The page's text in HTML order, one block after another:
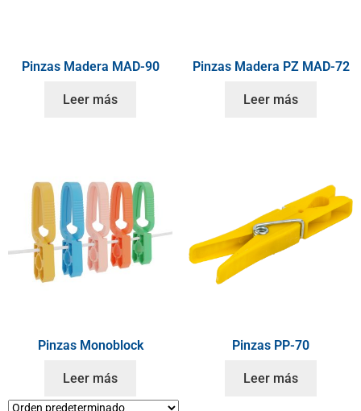
Pinzas Madera MAD-90
Leer más
Pinzas Madera PZ MAD-72
Leer más
Pinzas Monoblock
Leer más
Pinzas PP-70
Leer más